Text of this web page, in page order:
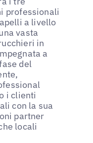
professionali
a livello
vasta
in
a
del
i clienti
con la sua
partner
locali